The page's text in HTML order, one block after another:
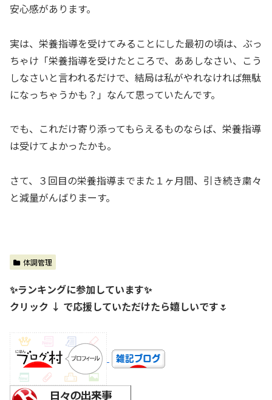
安心感があります。
実は、栄養指導を受けてみることにした最初の頃は、ぶっ
ちゃけ「栄養指導を受けたところで、ああしなさい、こう
しなさいと言われるだけで、結局は私がやれなければ無駄
になっちゃうかも？」なんて思っていたんです。
でも、これだけ寄り添ってもらえるものならば、栄養指導
は受けてよかったかも。
さて、３回目の栄養指導までまた１ヶ月間、引き続き粛々
と減量がんばりまーす。
体調管理
✨ランキングに参加しています✨
クリック ↓ で応援していただけたら嬉しいです🌷